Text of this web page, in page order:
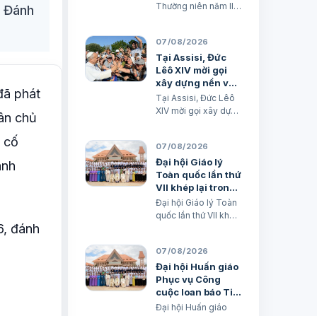
Đánh
phát
chủ
cố
đánh
Thường niên năm II
& các tác giả Ngày
08/08/2026 “Tôi đã
đem cháu đến cho
các môn đệ Ngài
chữa, nhưng các ông
không chữa được”.
07/08/2026
Tại Assisi, Đức
Lêô XIV mời gọi
xây dựng nền văn
minh tình thương
Tại Assisi, Đức Lêô
XIV mời gọi xây dựng
biên dịch
07/08/2026
Đại hội Giáo lý
Toàn quốc lần thứ
VII khép lại trong
hiệp thông và mở
ra một hướng đi
Đại hội Giáo lý Toàn
quốc lần thứ VII khép
đi mới Lm. Micae
Nguyễn Khắc Minh
07/08/2026
Đại hội Huấn giáo
Phục vụ Công
cuộc loan báo Tin
mừng Toàn quốc
Đại hội Huấn giáo